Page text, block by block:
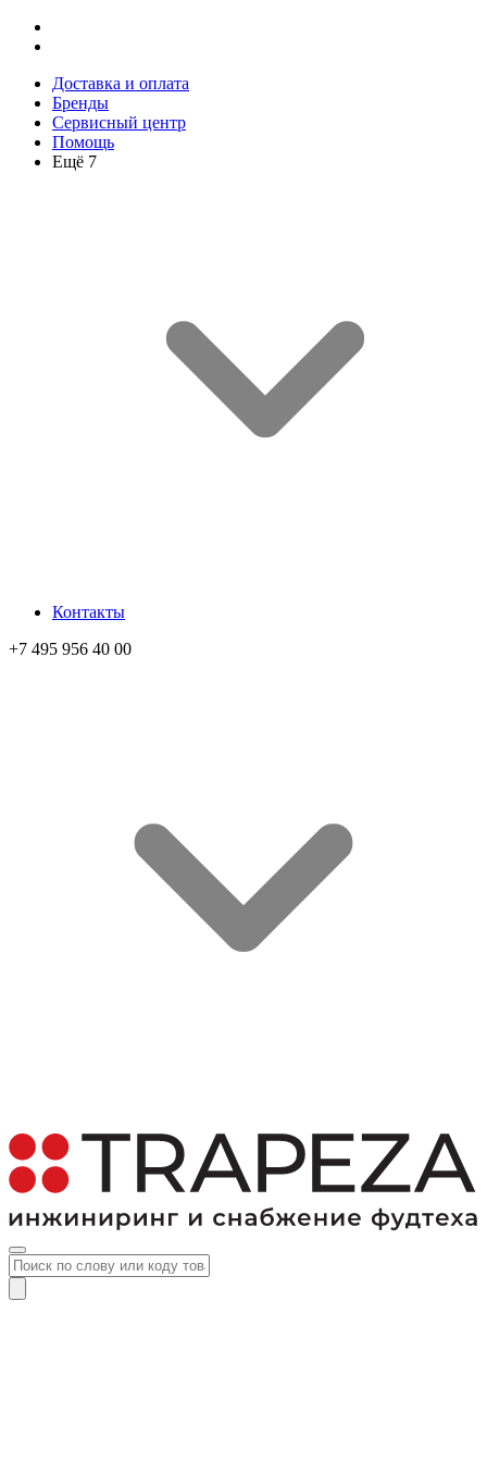
Доставка и оплата
Бренды
Сервисный центр
Помощь
Ещё 7
Контакты
+7 495 956 40 00